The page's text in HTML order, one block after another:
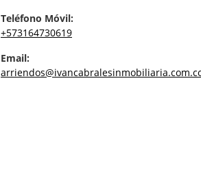
Teléfono Móvil:
+573164730619
Email: